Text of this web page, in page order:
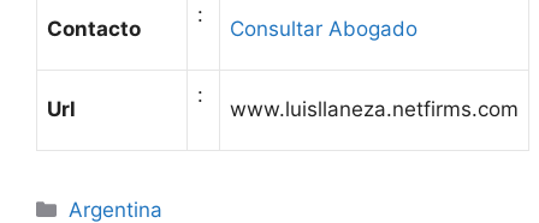
Contacto
:
Consultar Abogado
Url
:
www.luisllaneza.netfirms.com
Categories
Argentina